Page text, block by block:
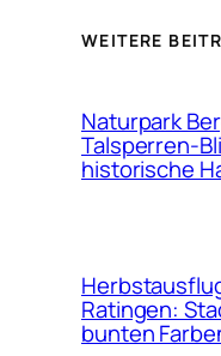
WEITERE
Naturpark
Talsperren-
historische
Ratingen:
bunten